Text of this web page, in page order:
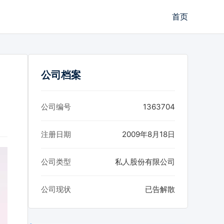
首页
公司档案
公司编号 1363704
注册日期 2009年8月18日
公司类型 私人股份有限公司
公司现状 已告解散